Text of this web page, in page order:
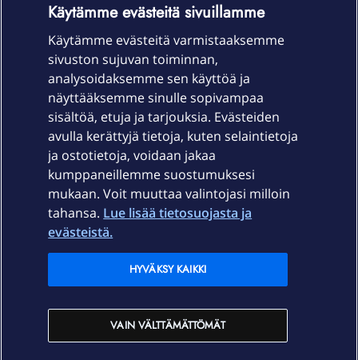
Laitteet & liittymät
Palvelut
Ajankohtaista
Elisa Oyj
In English
Käytämme evästeitä sivuillamme
Käytämme evästeitä varmistaaksemme
sivuston sujuvan toiminnan,
analysoidaksemme sen käyttöä ja
näyttääksemme sinulle sopivampaa
sisältöä, etuja ja tarjouksia. Evästeiden
avulla kerättyjä tietoja, kuten selaintietoja
ja ostotietoja, voidaan jakaa
kumppaneillemme suostumuksesi
mukaan. Voit muuttaa valintojasi milloin
tahansa. Lue lisää tietosuojasta ja
evästeistä.
VAIN VÄLTTÄMÄTTÖMÄT
HYVÄKSY KAIKKI